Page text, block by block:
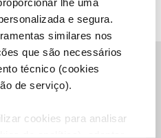
e segura.
similares nos
que são necessários
técnico (cookies
de serviço).
cookies para analisar